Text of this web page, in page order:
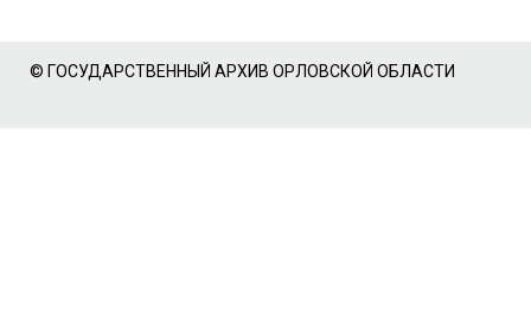
© ГОСУДАРСТВЕННЫЙ АРХИВ ОРЛОВСКОЙ ОБЛАСТИ